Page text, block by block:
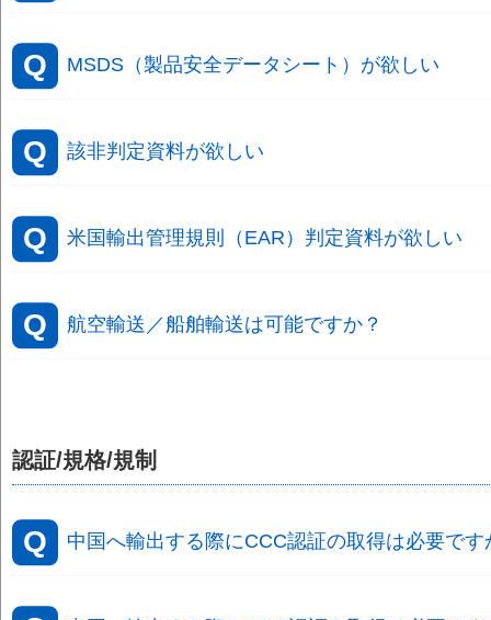
MSDS（製品安全データシート）が欲しい
該非判定資料が欲しい
米国輸出管理規則（EAR）判定資料が欲しい
航空輸送／船舶輸送は可能ですか？
認証/規格/規制
中国へ輸出する際にCCC認証の取得は必要です